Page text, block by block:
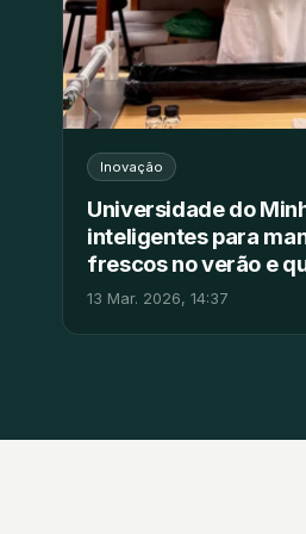
Inovação
Universidade do
inteligentes para
frescos no verão e
13 Mar. 2026, 14:37